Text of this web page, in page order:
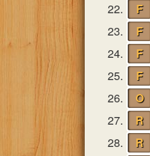
22.
F
23.
F
24.
F
25.
F
26.
O
27.
R
28.
R